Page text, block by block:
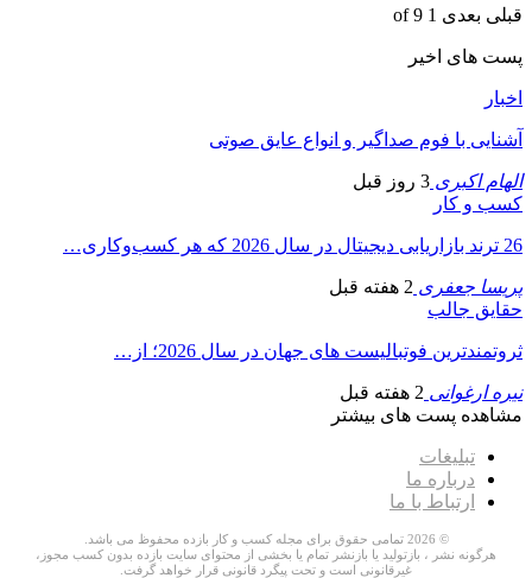
قبلی بعدی 1 of 9
پست های اخیر
اخبار
آشنایی با فوم صداگیر و انواع عایق صوتی
الهام اکبری 3 روز قبل
کسب و کار
26 ترند بازاریابی دیجیتال در سال 2026 که هر کسب‌وکاری…
پریسا جعفری 2 هفته قبل
حقایق جالب
ثروتمندترین فوتبالیست های جهان در سال 2026؛ از…
نیره ارغوانی 2 هفته قبل
مشاهده پست های بیشتر
تبلیغات
درباره ما
ارتباط با ما
© 2026 تمامی حقوق برای مجله کسب و کار بازده محفوظ می باشد.
هرگونه نشر ، بازتولید یا بازنشر تمام یا بخشی از محتوای سایت بازده بدون کسب مجوز،
غیرقانونی است و تحت پیگرد قانونی قرار خواهد گرفت.